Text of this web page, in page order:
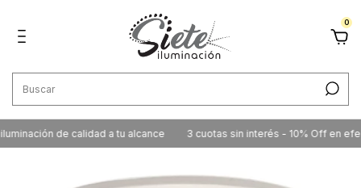
0
de calidad a tu alcance 3 cuotas sin interés - 10% Off en